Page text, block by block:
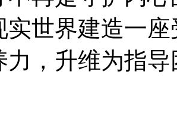
实世界建造一
力，升维为指